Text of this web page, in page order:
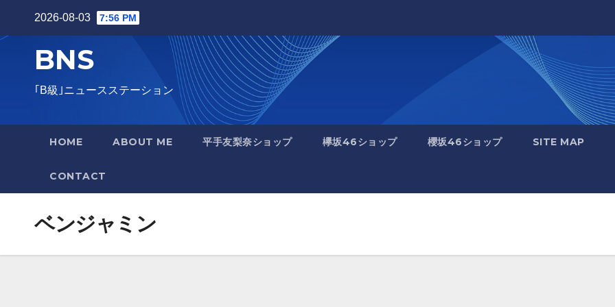
2026-08-03 7:56 PM
BNS
｢B級｣ニュースステーション
HOME ABOUT ME 平手友梨奈ショップ 欅坂46ショップ 櫻坂46ショップ SITE MAP
CONTACT
ベンジャミン